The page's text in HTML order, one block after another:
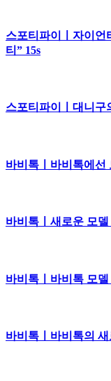
스포티파이ㅣ자이언
티” 15s
스포티파이ㅣ대니구
바비톡ㅣ바비톡에선
바비톡ㅣ새로운 모
바비톡ㅣ바비톡 모
바비톡ㅣ바비톡의 새